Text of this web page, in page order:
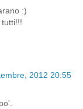
:)
2012 20:55